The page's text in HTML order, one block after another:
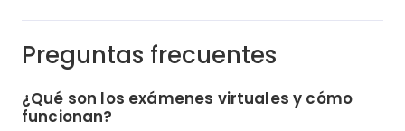
Preguntas frecuentes
¿Qué son los exámenes virtuales y cómo
funcionan?